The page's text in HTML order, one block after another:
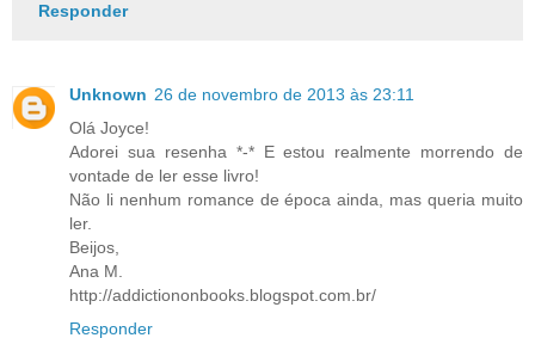
Responder
Unknown 26 de novembro de 2013 às 23:11
Olá Joyce!
Adorei sua resenha *-* E estou realmente morrendo de
vontade de ler esse livro!
Não li nenhum romance de época ainda, mas queria muito
ler.
Beijos,
Ana M.
http://addictiononbooks.blogspot.com.br/
Responder